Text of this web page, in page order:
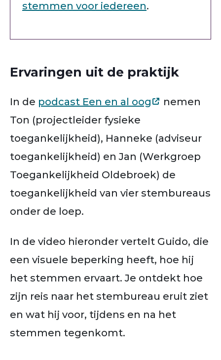
stemmen voor iedereen.
Ervaringen uit de praktijk
In de podcast Een en al oog
nemen
Ton (projectleider fysieke
toegankelijkheid), Hanneke (adviseur
toegankelijkheid) en Jan (Werkgroep
Toegankelijkheid Oldebroek) de
toegankelijkheid van vier stembureaus
onder de loep.
In de video hieronder vertelt Guido, die
een visuele beperking heeft, hoe hij
het stemmen ervaart. Je ontdekt hoe
zijn reis naar het stembureau eruit ziet
en wat hij voor, tijdens en na het
stemmen tegenkomt.